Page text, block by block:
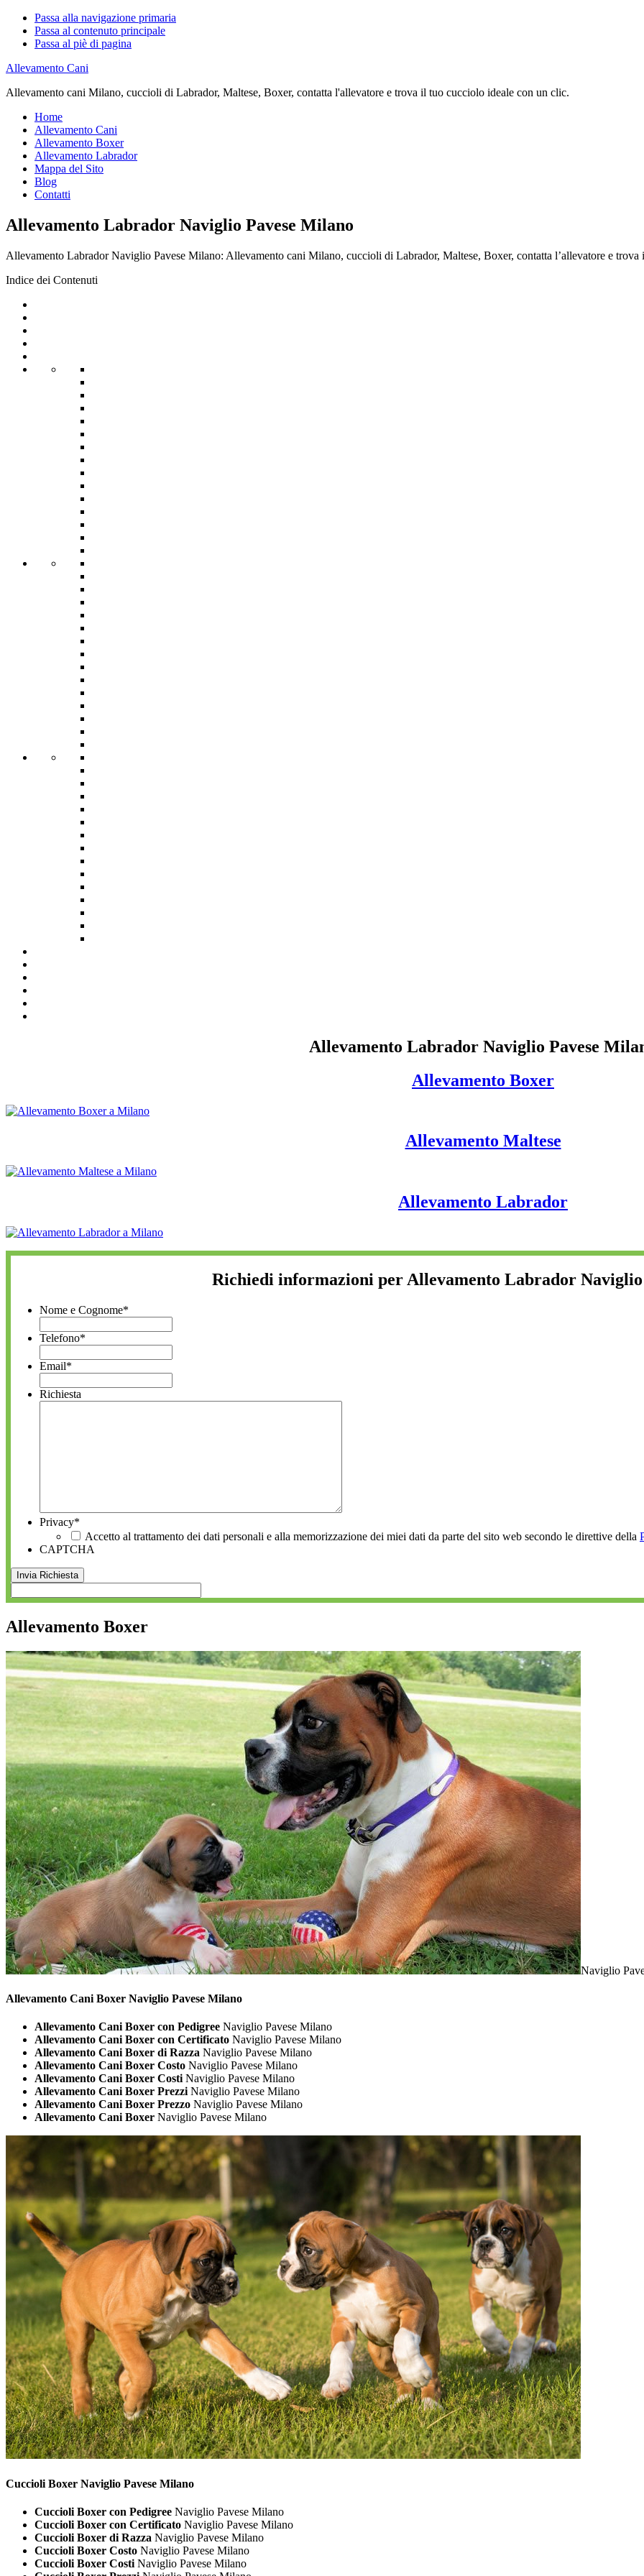
Passa alla navigazione primaria
Passa al contenuto principale
Passa al piè di pagina
Allevamento Cani
Allevamento cani Milano, cuccioli di Labrador, Maltese, Boxer, contatta l'allevatore e trova il tuo cucciolo ideale con un clic.
Home
Allevamento Cani
Allevamento Boxer
Allevamento Labrador
Mappa del Sito
Blog
Contatti
Allevamento Labrador Naviglio Pavese Milano
Allevamento Labrador Naviglio Pavese Milano: Allevamento cani Milano, cuccioli di Labrador, Maltese, Boxer, contatta l’allevatore e
Indice dei Contenuti
Allevamento Labrador Naviglio Pavese
Allevamento Boxer
Allevamento Maltese
Allevamento Labrador
Richiedi informazioni per Allevamento Labrador Naviglio
Nome e Cognome*
Telefono*
Email*
Richiesta
Privacy*
Accetto al trattamento dei dati personali e alla memorizzazione dei miei dati da parte del sito web secondo le direttive della
CAPTCHA
Allevamento Boxer
Naviglio
Allevamento Cani Boxer Naviglio Pavese Milano
Allevamento Cani Boxer con Pedigree Naviglio Pavese Milano
Allevamento Cani Boxer con Certificato Naviglio Pavese Milano
Allevamento Cani Boxer di Razza Naviglio Pavese Milano
Allevamento Cani Boxer Costo Naviglio Pavese Milano
Allevamento Cani Boxer Costi Naviglio Pavese Milano
Allevamento Cani Boxer Prezzi Naviglio Pavese Milano
Allevamento Cani Boxer Prezzo Naviglio Pavese Milano
Allevamento Cani Boxer Naviglio Pavese Milano
Cuccioli Boxer Naviglio Pavese Milano
Cuccioli Boxer con Pedigree Naviglio Pavese Milano
Cuccioli Boxer con Certificato Naviglio Pavese Milano
Cuccioli Boxer di Razza Naviglio Pavese Milano
Cuccioli Boxer Costo Naviglio Pavese Milano
Cuccioli Boxer Costi Naviglio Pavese Milano